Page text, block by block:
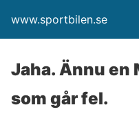
www.sportbilen.se
Jaha. Ännu
som går fel.